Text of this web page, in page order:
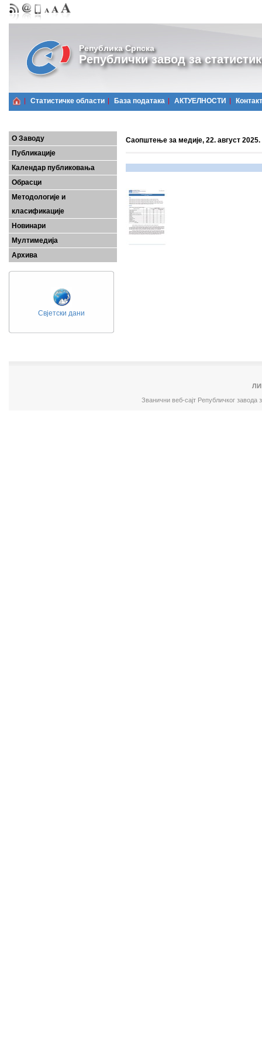
Република Српска
Републички завод за
Статистичке области Базa података АКТУЕЛНОСТИ Контакт
О Заводу
Публикације
Календар публиковања
Обрасци
Методологије и
класификације
Новинари
Мултимедија
Архива
Свјетски дани
Саопштење за медије, 22. август 2025.
Званични веб-сајт Републичког